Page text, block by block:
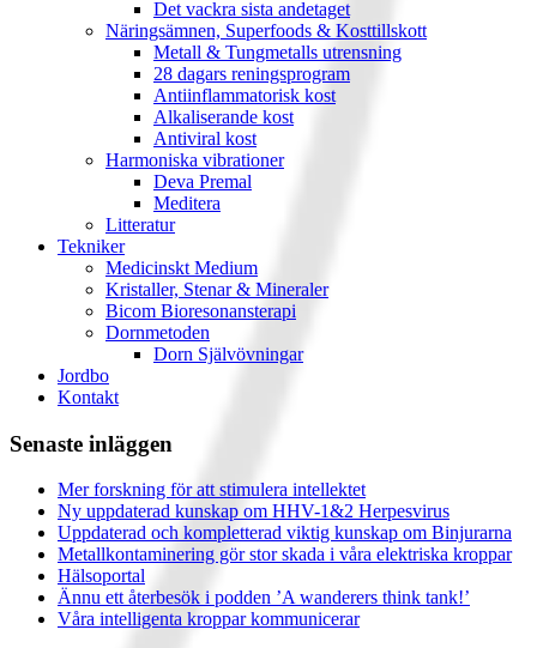
Det vackra sista andetaget
Näringsämnen, Superfoods & Kosttillskott
Metall & Tungmetalls utrensning
28 dagars reningsprogram
Antiinflammatorisk kost
Alkaliserande kost
Antiviral kost
Harmoniska vibrationer
Deva Premal
Meditera
Litteratur
Tekniker
Medicinskt Medium
Kristaller, Stenar & Mineraler
Bicom Bioresonansterapi
Dornmetoden
Dorn Självövningar
Jordbo
Kontakt
Sidfot
Senaste inläggen
Mer forskning för att stimulera intellektet
Ny uppdaterad kunskap om HHV-1&2 Herpesvirus
Uppdaterad och kompletterad viktig kunskap om Binjurarna
Metallkontaminering gör stor skada i våra elektriska kroppar
Hälsoportal
Ännu ett återbesök i podden ’A wanderers think tank!’
Våra intelligenta kroppar kommunicerar